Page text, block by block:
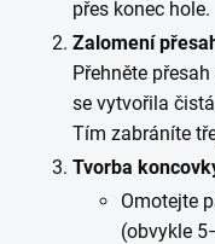
přes konec hole.
Zalomení
Přehněte
se vytvořila
Tím zabráníte
Tvorba
Omotejte
(obvykle